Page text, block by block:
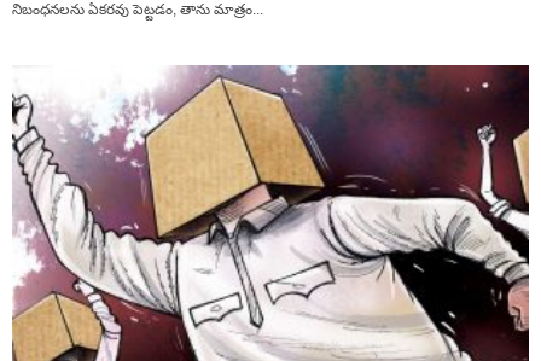
నిబంధనలను ఏకరవు పెట్టడం, తాను మాత్రం...